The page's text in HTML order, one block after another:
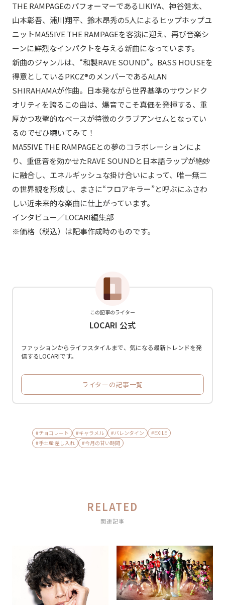
THE RAMPAGEのパフォーマーであるLIKIYA、神谷健太、
山本彰吾、浦川翔平、鈴木昂秀の5人によるヒップホップユ
ニットMA55IVE THE RAMPAGEを客演に迎え、再び音楽シ
ーンに鮮烈なインパクトを与える新曲になっています。
新曲のジャンルは、“和製RAVE SOUND”。BASS HOUSEを
得意としているPKCZ®のメンバーであるALAN
SHIRAHAMAが作曲。日本発ながら世界基準のサウンドク
オリティを誇るこの曲は、爆音でこそ真価を発揮する、重
厚かつ攻撃的なベースが特徴のクラブアンセムとなってい
るのでぜひ聴いてみて！
MA55IVE THE RAMPAGEとの夢のコラボレーションによ
り、重低音を効かせたRAVE SOUNDと日本語ラップが絶妙
に融合し、エネルギッシュな掛け合いによって、唯一無二
の世界観を形成し、まさに“フロアキラー”と呼ぶにふさわ
しい近未来的な楽曲に仕上がっています。
インタビュー／LOCARI編集部
※価格（税込）は記事作成時のものです。
この記事のライター
LOCARI 公式
ファッションからライフスタイルまで、気になる最新トレンドを発
信するLOCARIです。
ライターの記事一覧
#チョコレート #キャラメル #バレンタイン
#EXILE
#手土産 差し入れ
#今月の甘い時間
RELATED
関連記事